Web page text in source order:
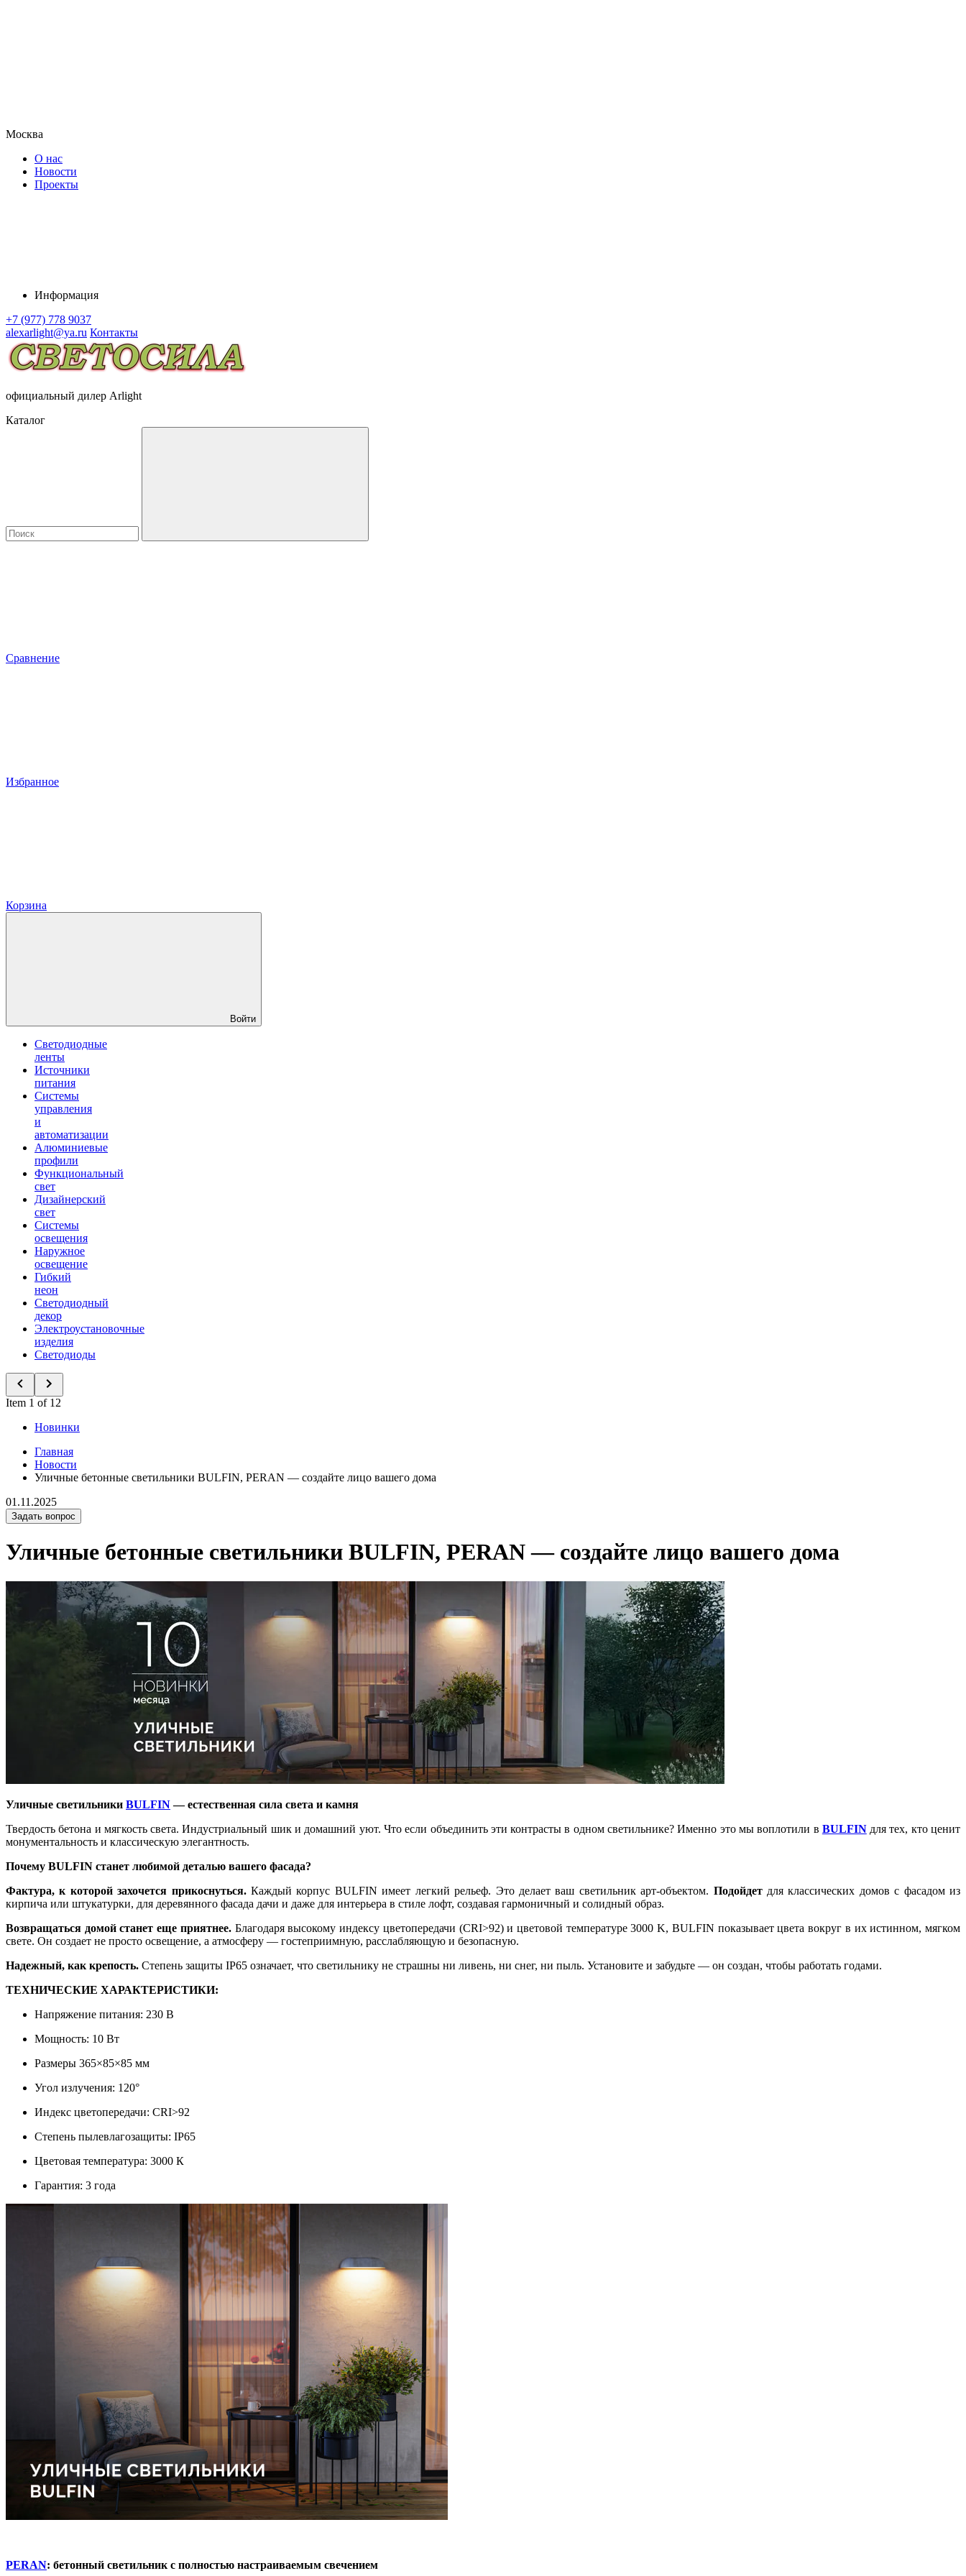
Москва
О нас
Новости
Проекты
Информация
+7 (977) 778 9037
alexarlight@ya.ru Контакты
официальный дилер Arlight
Каталог
Сравнение
Избранное
Корзина
Войти
Светодиодные
ленты
Источники
питания
Системы
управления
и
автоматизации
Алюминиевые
профили
Функциональный
свет
Дизайнерский
свет
Системы
освещения
Наружное
освещение
Гибкий
неон
Светодиодный
декор
Электроустановочные
изделия
Светодиоды
Item 1 of 12
Новинки
Главная
Новости
Уличные бетонные светильники BULFIN, PERAN — cоздайте лицо вашего дома
01.11.2025
Задать вопрос
Уличные бетонные светильники BULFIN, PERAN — cоздайте лицо вашего дома
Уличные светильники BULFIN— естественная сила света и камня
Твердость бетона и мягкость света. Индустриальный шик и домашний уют. Что если объединить эти контрасты в одном светильнике? Именно это мы воплотили в BULFINдля тех, кто ценит
монументальность и классическую элегантность.
Почему BULFIN станет любимой деталью вашего фасада?
Фактура, к которой захочется прикоснуться.Каждый корпус BULFIN имеет легкий рельеф. Это делает ваш светильник арт-объектом. Подойдетдля классических домов с фасадом из
кирпича или штукатурки, для деревянного фасада дачи и даже для интерьера в стиле лофт, создавая гармоничный и солидный образ.
Возвращаться домой станет еще приятнее.Благодаря высокому индексу цветопередачи (CRI>92) и цветовой температуре 3000 K, BULFIN показывает цвета вокруг в их истинном, мягком
свете. Он создает не просто освещение, а атмосферу — гостеприимную, расслабляющую и безопасную.
Надежный, как крепость. Степень защиты IP65 означает, что светильнику не страшны ни ливень, ни снег, ни пыль. Установите и забудьте — он создан, чтобы работать годами.
ТЕХНИЧЕСКИЕ ХАРАКТЕРИСТИКИ:
Напряжение питания: 230 В
Мощность: 10 Вт
Размеры 365×85×85 мм
Угол излучения: 120°
Индекс цветопередачи: CRI>92
Степень пылевлагозащиты: IP65
Цветовая температура: 3000 К
Гарантия: 3 года
PERAN: бетонный светильник с полностью настраиваемым свечением